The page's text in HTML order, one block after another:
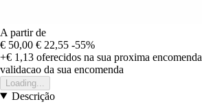
A partir de
€ 50,00 € 22,55 -55%
+€ 1,13 oferecidos na sua proxima encomenda
validacao da sua encomenda
Loading...
Descrição